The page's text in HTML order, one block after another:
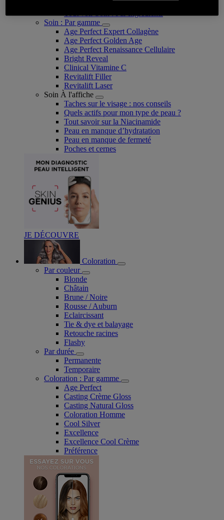
Soin : Par gamme
Age Perfect Expert Collagène
Age Perfect Golden Age
Age Perfect Renaissance Cellulaire
Bright Reveal
Clinical Vitamine C
Revitalift Filler
Revitalift Laser
Soin À l'affiche
Taches sur le visage : nos conseils
Quels actifs pour mon type de peau ?
Tout savoir sur la Niacinamide​
Peau en manque d’hydratation
Peau en manque de fermeté
Poches et cernes
JE DÉCOUVRE
Coloration
Par couleur
Blonde
Châtain
Brune / Noire
Rousse / Auburn
Eclaircissant
Tie & dye et balayage
Retouche racines
Flashy
Par durée
Permanente
Temporaire
Coloration : Par gamme
Age Perfect
Casting Crème Gloss
Casting Natural Gloss
Coloration Homme
Cool Silver
Excellence
Excellence Cool Crème
Préférence